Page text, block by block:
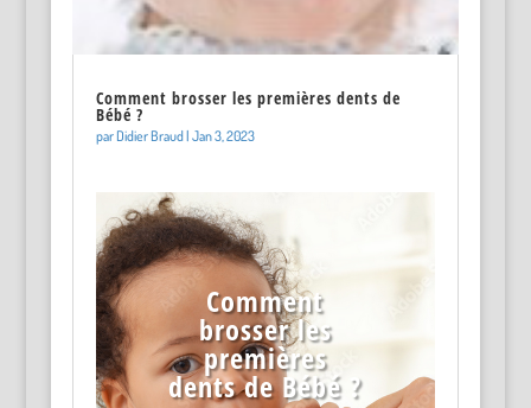
Comment brosser les premières dents de
Bébé ?
parDidier Braud| Jan 3, 2023
Comment
brosser les
premières
dents de Bébé ?